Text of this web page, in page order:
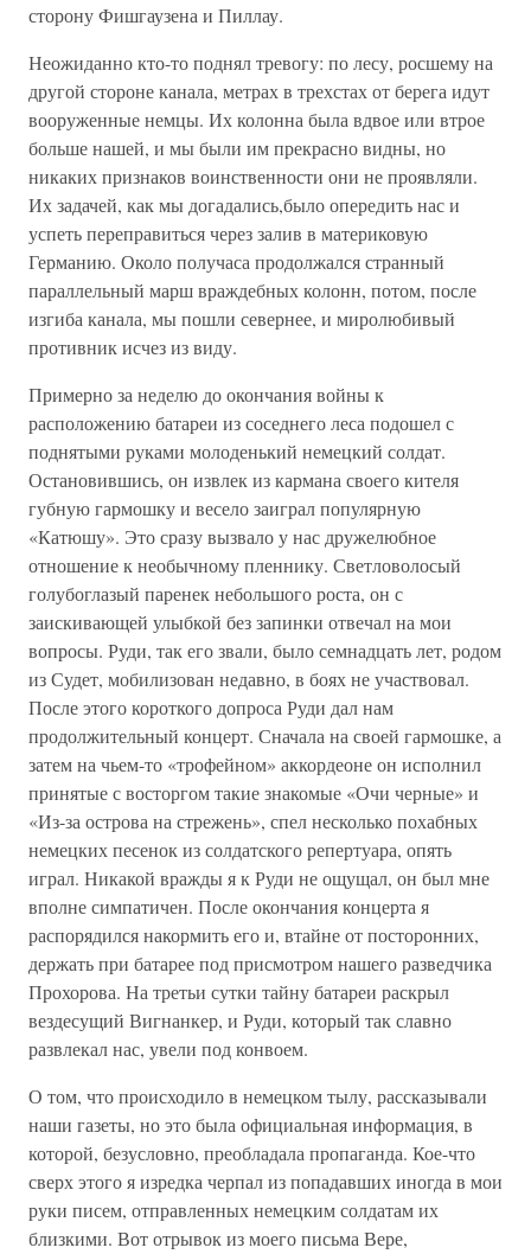
сторону Фишгаузена и Пиллау.
Неожиданно кто-то поднял тревогу: по лесу, росшему на
другой стороне канала, метрах в трехстах от берега идут
вооруженные немцы. Их колонна была вдвое или втрое
больше нашей, и мы были им прекрасно видны, но
никаких признаков воинственности они не проявляли.
Их задачей, как мы догадались,было опередить нас и
успеть переправиться через залив в материковую
Германию. Около получаса продолжался странный
параллельный марш враждебных колонн, потом, после
изгиба канала, мы пошли севернее, и миролюбивый
противник исчез из виду.
Примерно за неделю до окончания войны к
расположению батареи из соседнего леса подошел с
поднятыми руками молоденький немецкий солдат.
Остановившись, он извлек из кармана своего кителя
губную гармошку и весело заиграл популярную
«Катюшу». Это сразу вызвало у нас дружелюбное
отношение к необычному пленнику. Светловолосый
голубоглазый паренек небольшого роста, он с
заискивающей улыбкой без запинки отвечал на мои
вопросы. Руди, так его звали, было семнадцать лет, родом
из Судет, мобилизован недавно, в боях не участвовал.
После этого короткого допроса Руди дал нам
продолжительный концерт. Сначала на своей гармошке, а
затем на чьем-то «трофейном» аккордеоне он исполнил
принятые с восторгом такие знакомые «Очи черные» и
«Из-за острова на стрежень», спел несколько похабных
немецких песенок из солдатского репертуара, опять
играл. Никакой вражды я к Руди не ощущал, он был мне
вполне симпатичен. После окончания концерта я
распорядился накормить его и, втайне от посторонних,
держать при батарее под присмотром нашего разведчика
Прохорова. На третьи сутки тайну батареи раскрыл
вездесущий Вигнанкер, и Руди, который так славно
развлекал нас, увели под конвоем.
О том, что происходило в немецком тылу, рассказывали
наши газеты, но это была официальная информация, в
которой, безусловно, преобладала пропаганда. Кое-что
сверх этого я изредка черпал из попадавших иногда в мои
руки писем, отправленных немецким солдатам их
близкими. Вот отрывок из моего письма Вере,